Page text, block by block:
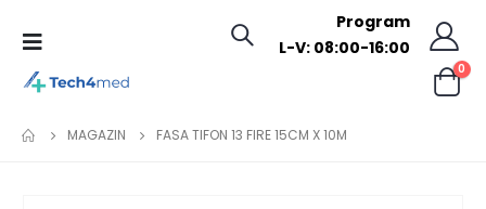
Program
L-V: 08:00-16:00
0
MAGAZIN FASA TIFON 13 FIRE 15CM X 10M